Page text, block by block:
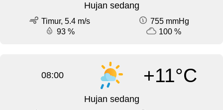
Hujan sedang
Timur, 5.4 m/s
755 mmHg
93 %
100 %
08:00 +11°C
Hujan sedang